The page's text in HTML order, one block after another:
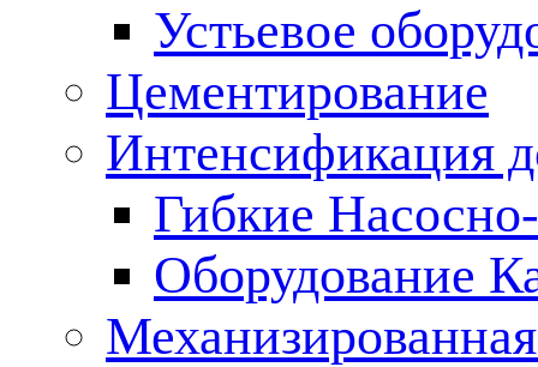
Устьевое
Цементирование
Интенсификация
Гибкие
Оборудование